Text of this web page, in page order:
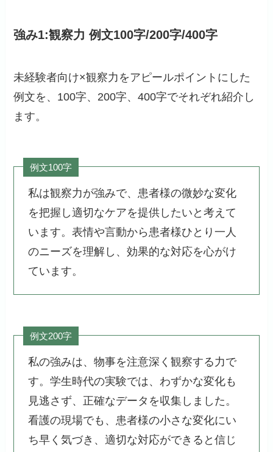
強み1:観察力 例文100字/200字/400字
未経験者向け×観察力をアピールポイントにした
例文を、100字、200字、400字でそれぞれ紹介し
ます。
例文100字
私は観察力が強みで、患者様の微妙な変化
を把握し適切なケアを提供したいと考えて
います。表情や言動から患者様ひとり一人
のニーズを理解し、効果的な対応を心がけ
ています。
例文200字
私の強みは、物事を注意深く観察する力で
す。学生時代の実験では、わずかな変化も
見逃さず、正確なデータを収集しました。
看護の現場でも、患者様の小さな変化にい
ち早く気づき、適切な対応ができると信じ